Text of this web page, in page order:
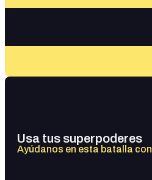
Usa tus superpoderes
Ayúdanos en esta batalla